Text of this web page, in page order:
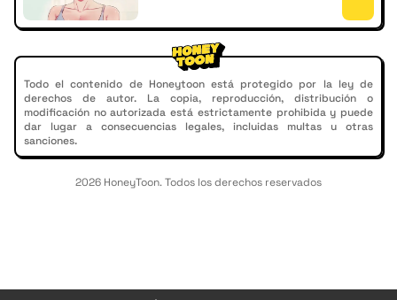
Todo el contenido de Honeytoon está protegido por la ley de
derechos de autor. La copia, reproducción, distribución o
modificación no autorizada está estrictamente prohibida y puede
dar lugar a consecuencias legales, incluidas multas u otras
sanciones.
2026 HoneyToon. Todos los derechos reservados